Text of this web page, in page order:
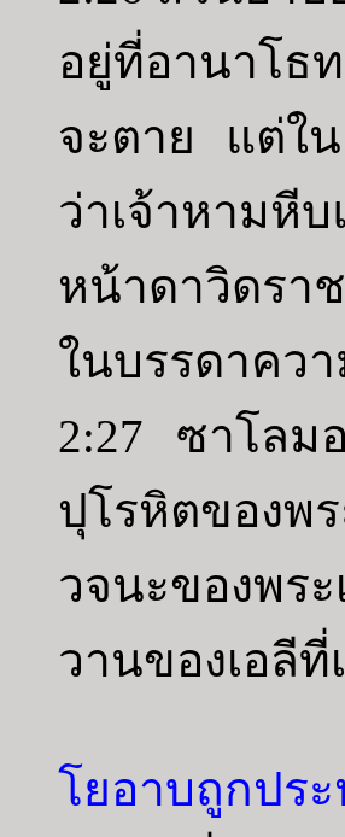
อยู่ที่อานาโธ
จะตาย แต่ใน
ว่าเจ้าหามหีบ
หน้าดาวิดรา
ในบรรดาคว
2:27 ซาโลม
ปุโรหิตของพ
วจนะของพร
วานของเอลีที่
โยอาบถูกปร